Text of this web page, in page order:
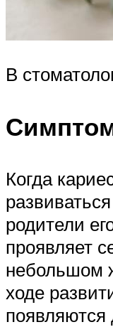
В
Когда
родители
проявляет
небольшом
ходе
появляются